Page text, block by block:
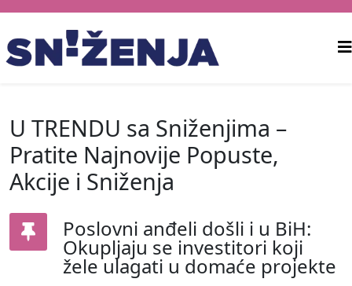
U TRENDU sa Sniženjima –
Pratite Najnovije Popuste,
Akcije i Sniženja
Poslovni anđeli došli i u BiH:
Okupljaju se investitori koji
žele ulagati u domaće projekte